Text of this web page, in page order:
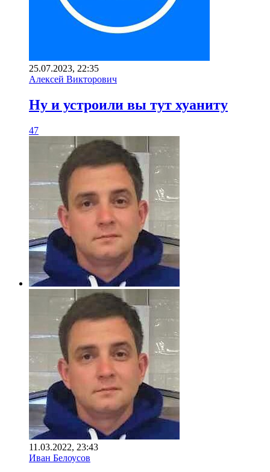
25.07.2023, 22:35
Алексей Викторович
Ну и устроили вы тут хуаниту
47
11.03.2022, 23:43
Иван Белоусов